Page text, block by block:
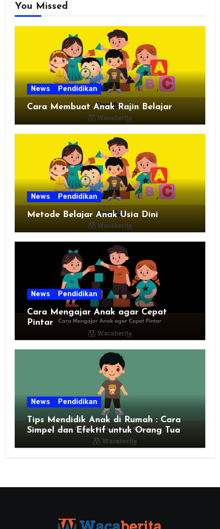
You Missed
News Pendidikan
Cara Membuat Anak Rajin Belajar
News Pendidikan
Metode Belajar Anak Usia Dini
News Pendidikan
Cara Mengajar Anak agar Cepat
Pintar
News Pendidikan
Tips Mendidik Anak di Rumah : Cara
Simpel dan Efektif untuk Orang Tua
Zaman Sekarang